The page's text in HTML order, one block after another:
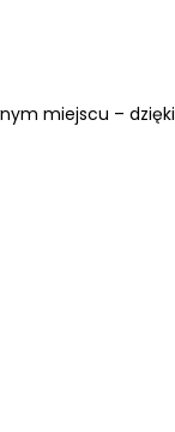
miejscu – dzięki